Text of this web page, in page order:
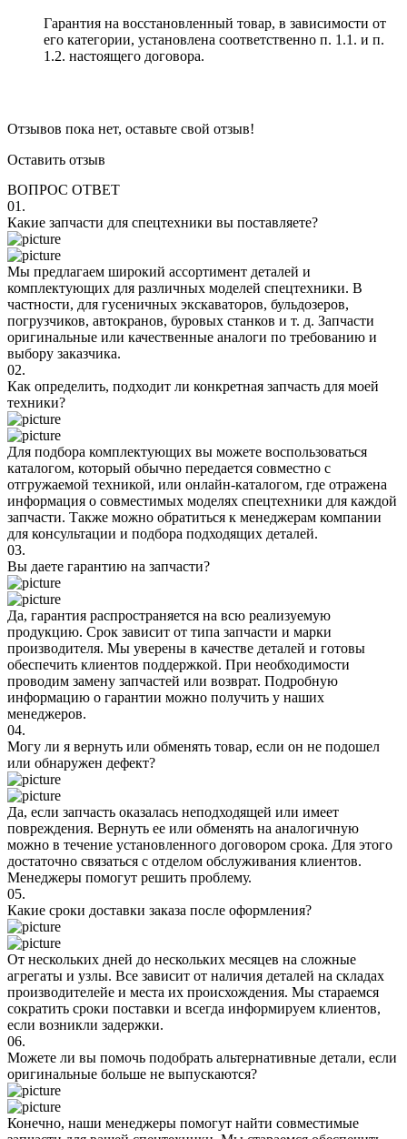
Гарантия на восстановленный товар, в зависимости от
его категории, установлена соответственно п. 1.1. и п.
1.2. настоящего договора.
Отзывов пока нет, оставьте свой отзыв!
Оставить отзыв
ВОПРОС ОТВЕТ
01.
Какие запчасти для спецтехники вы поставляете?
Мы предлагаем широкий ассортимент деталей и
комплектующих для различных моделей спецтехники. В
частности, для гусеничных экскаваторов, бульдозеров,
погрузчиков, автокранов, буровых станков и т. д. Запчасти
оригинальные или качественные аналоги по требованию и
выбору заказчика.
02.
Как определить, подходит ли конкретная запчасть для моей
техники?
Для подбора комплектующих вы можете воспользоваться
каталогом, который обычно передается совместно с
отгружаемой техникой, или онлайн-каталогом, где отражена
информация о совместимых моделях спецтехники для каждой
запчасти. Также можно обратиться к менеджерам компании
для консультации и подбора подходящих деталей.
03.
Вы даете гарантию на запчасти?
Да, гарантия распространяется на всю реализуемую
продукцию. Срок зависит от типа запчасти и марки
производителя. Мы уверены в качестве деталей и готовы
обеспечить клиентов поддержкой. При необходимости
проводим замену запчастей или возврат. Подробную
информацию о гарантии можно получить у наших
менеджеров.
04.
Могу ли я вернуть или обменять товар, если он не подошел
или обнаружен дефект?
Да, если запчасть оказалась неподходящей или имеет
повреждения. Вернуть ее или обменять на аналогичную
можно в течение установленного договором срока. Для этого
достаточно связаться с отделом обслуживания клиентов.
Менеджеры помогут решить проблему.
05.
Какие сроки доставки заказа после оформления?
От нескольких дней до нескольких месяцев на сложные
агрегаты и узлы. Все зависит от наличия деталей на складах
производителейе и места их происхождения. Мы стараемся
сократить сроки поставки и всегда информируем клиентов,
если возникли задержки.
06.
Можете ли вы помочь подобрать альтернативные детали, если
оригинальные больше не выпускаются?
Конечно, наши менеджеры помогут найти совместимые